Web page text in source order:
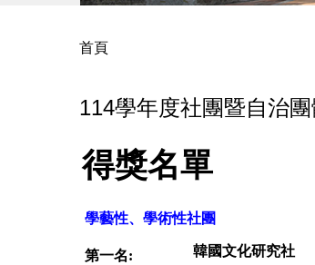
首頁
114學年度社團暨自治
得獎名單
學藝性、學術性社團
第一名: 韓國文化研究社